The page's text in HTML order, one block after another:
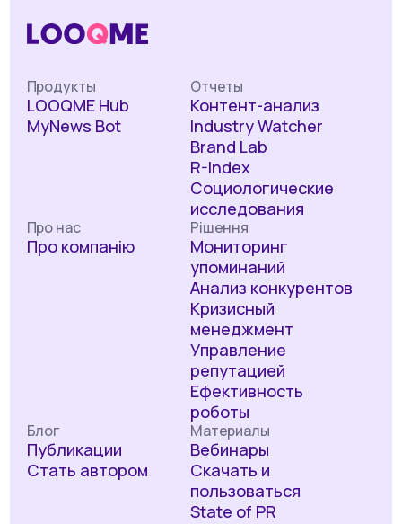
Продукты
LOOQME Hub
MyNews Bot
Отчеты
Контент-анализ
Industry Watcher
Brand Lab
R-Index
Социологические
исследования
Рішення
Мониторинг
упоминаний
Анализ конкурентов
Кризисный
менеджмент
Управление
репутацией
Ефективность
роботы
Про нас
Про компанію
Материалы
Вебинары
Скачать и
пользоваться
State of PR
Блог
Публикации
Стать автором